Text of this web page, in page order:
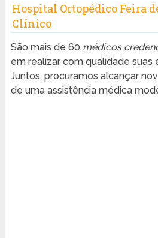
Hospital Ortopédico Feira
Clínico
São mais de 60 médicos
em realizar com qualidade suas
Juntos, procuramos alcançar
de uma assistência médica